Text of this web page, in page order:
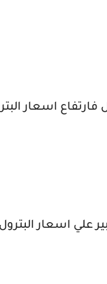
اسعار
علي اسعار